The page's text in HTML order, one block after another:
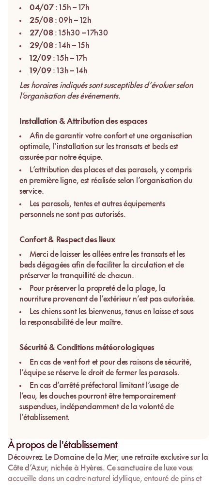
04/07: 15h – 17h
25/08: 09h – 12h
27/08: 15h30 – 17h30
29/08: 14h – 15h
12/09: 15h – 17h
19/09: 13h – 14h
Les horaires indiqués sont susceptibles d’évoluer selon
l’organisation des événements.
Installation & Attribution des espaces
Afin de garantir votre confort et une organisation
optimale, l’installation sur les transats et beds est
assurée par notre équipe.
L’attribution des places et des parasols, y compris
en première ligne, est réalisée selon l’organisation du
service.
Les parasols, tentes et autres équipements
personnels ne sont pas autorisés.
Confort & Respect des lieux
Merci de laisser les allées entre les transats et les
beds dégagées afin de faciliter la circulation et de
préserver la tranquillité de chacun.
Pour préserver la propreté de la plage, la
nourriture provenant de l’extérieur n’est pas autorisée.
Les chiens sont les bienvenus, tenus en laisse et sous
la responsabilité de leur maître.
Sécurité & Conditions météorologiques
En cas de vent fort et pour des raisons de sécurité,
l’équipe se réserve le droit de fermer les parasols.
En cas d’arrêté préfectoral limitant l’usage de
l’eau, les douches pourront être temporairement
suspendues, indépendamment de la volonté de
l’établissement.
À propos de l'établissement
Découvrez Le Domaine de la Mer, une retraite exclusive sur la
Côte d’Azur, nichée à Hyères. Cesanctuaire de luxevous
accueille dans un cadre naturel idyllique, entouré de pins et